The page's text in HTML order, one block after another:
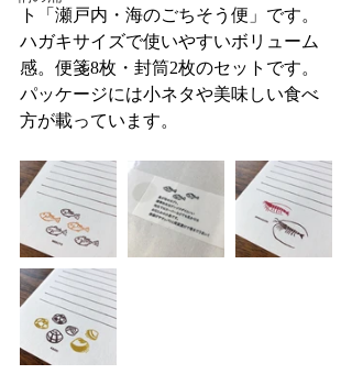
ト「瀬戸内・海のごちそう便」です。
ハガキサイズで使いやすいボリューム
感。便箋8枚・封筒2枚のセットです。
パッケージには小ネタや美味しい食べ
方が載っています。